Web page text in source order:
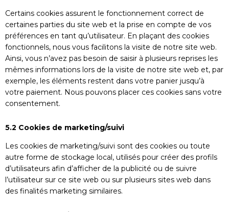
Certains cookies assurent le fonctionnement correct de
certaines parties du site web et la prise en compte de vos
préférences en tant qu’utilisateur. En plaçant des cookies
fonctionnels, nous vous facilitons la visite de notre site web.
Ainsi, vous n’avez pas besoin de saisir à plusieurs reprises les
mêmes informations lors de la visite de notre site web et, par
exemple, les éléments restent dans votre panier jusqu’à
votre paiement. Nous pouvons placer ces cookies sans votre
consentement.
5.2 Cookies de marketing/suivi
Les cookies de marketing/suivi sont des cookies ou toute
autre forme de stockage local, utilisés pour créer des profils
d’utilisateurs afin d’afficher de la publicité ou de suivre
l’utilisateur sur ce site web ou sur plusieurs sites web dans
des finalités marketing similaires.